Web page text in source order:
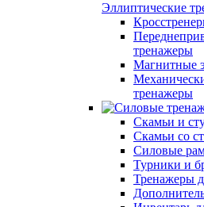
Эллиптические
тренажеры
Магнитные
тренажеры
Скамьи и
Скамьи со
Силовые
Турники и
Тренажеры